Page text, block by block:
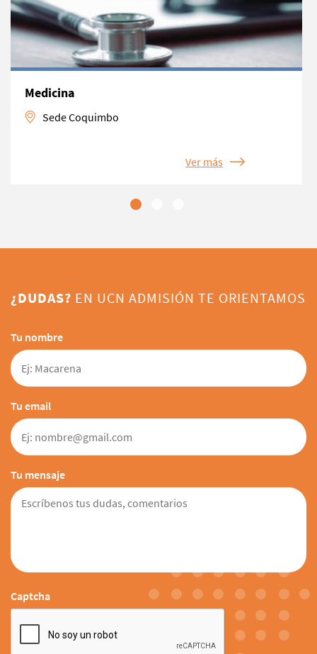
Medicina
Sede Coquimbo
Ver más
¿DUDAS? EN UCN ADMISIÓN TE ORIENTAMOS
Tu nombre
Tu email
Tu mensaje
Captcha